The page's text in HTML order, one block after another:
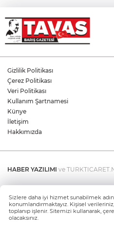
Gizlilik Politikası
Çerez Politikası
Veri Politikası
Kullanım Şartnamesi
Künye
İletişim
Hakkımızda
HABER YAZILIMI ve
Sizlere daha iyi hizmet sunabilmek
konumlandırmaktayız. Kişisel
toplanıp işlenir. Sitemizi kullanarak,
olacaksınız.